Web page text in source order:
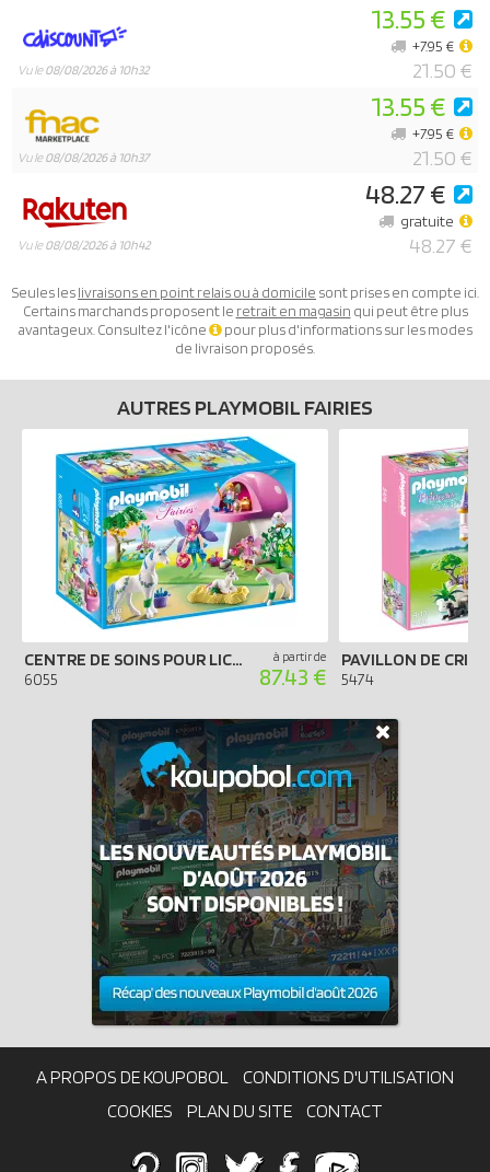
Vu le08/08/2026 à 10h32
13.55 €
21.50 €
+7.95 €
Vu le08/08/2026 à 10h37
13.55 €
21.50 €
+7.95 €
Vu le08/08/2026 à 10h42
48.27 €
48.27 €
gratuite
Seules leslivraisons en point relais ou à domicile sont prises en compte ici.
Certains marchands proposent le retrait en magasin qui peut être plus
avantageux. Consultez l'icône
pour plus d'informations sur les modes
de livraison proposés.
AUTRES PLAYMOBIL FAIRIES
CENTRE DE SOINS POUR LICORNES
6055
à partir de
87.43 €
PAVILLON DE
5474
A PROPOS DE KOUPOBOL
CONDITIONS D'UTILISATION
COOKIES
PLAN DU SITE CONTACT